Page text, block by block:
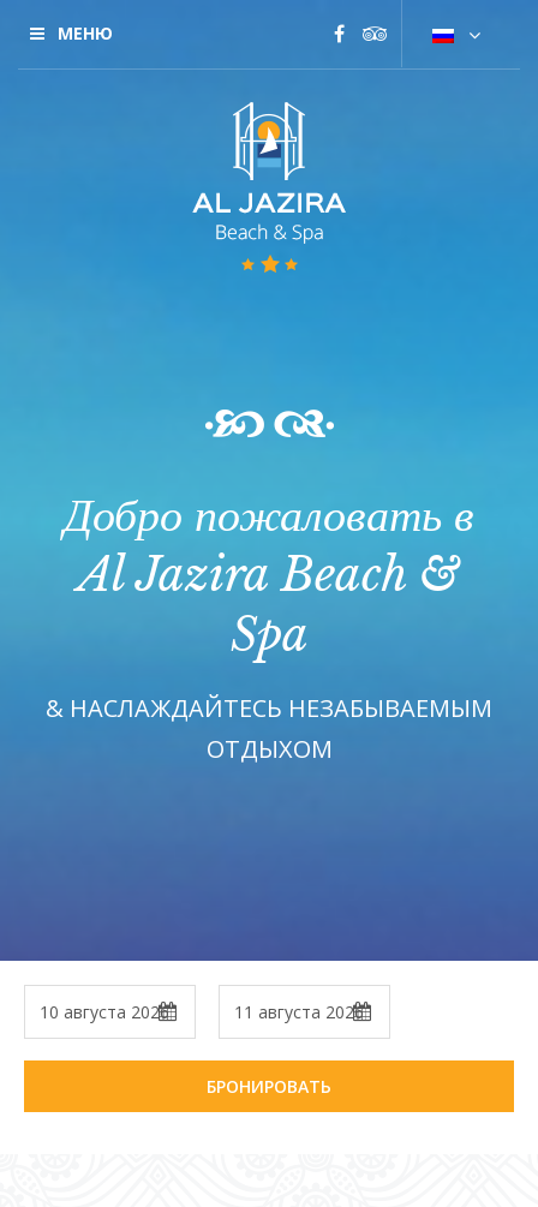
МЕНЮ
Добро пожаловать в
Al Jazira Beach &
Spa
& НАСЛАЖДАЙТЕСЬ НЕЗАБЫВАЕМЫМ
ОТДЫХОМ
БРОНИРОВАТЬ